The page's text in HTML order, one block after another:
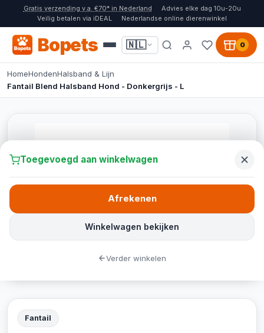
Gratis verzending v.a. €70* in Nederland
Advies elke dag 10u-20u
Veilig betalen via iDEAL
Nederlandse online dierenwinkel
Bopets 🇳🇱 0
HomeHondenHalsband & Lijn
Fantail Blend Halsband Hond - Donkergrijs - L
Fantail
Toegevoegd aan winkelwagen
Winkelwagen bekijken
Afrekenen
Verder winkelen